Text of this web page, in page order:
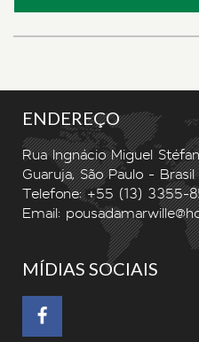
ENDEREÇO
Rua Ingnácio Miguel
Guaruja, São Paulo - Brasil
Telefone: +55 (13) 3355-
Email:
MÍDIAS SOCIAIS